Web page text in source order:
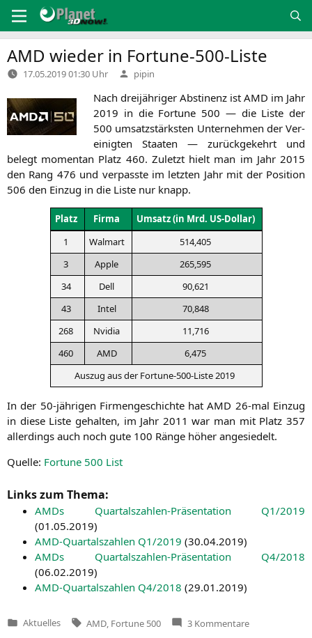
Inhalt
springen
AMD wieder in Fortune-500-Liste
17.05.2019 01:30 Uhr Verfasst
von
pipin
Nach drei­jäh­ri­ger Abs­ti­nenz ist AMD im Jahr
2019 in die For­tu­ne 500 — die Lis­te der
500 umsatz­stärks­ten Unter­neh­men der Ver­
ei­nig­ten Staa­ten — zurück­ge­kehrt und
belegt momen­tan Platz 460. Zuletzt hielt man im Jahr 2015
den Rang 476 und ver­pass­te im letz­ten Jahr mit der Posi­ti­on
506 den Ein­zug in die Lis­te nur knapp.
Platz Fir­ma
Umsatz (in Mrd. US-Dollar)
1
Walm­art
514,405
3
Apple
265,595
34
Dell
90,621
43
Intel
70,848
268
Nvi­dia
11,716
460
AMD
6,475
Aus­zug aus der For­tu­ne-500-Lis­te 2019
In der 50-jäh­ri­gen Fir­men­ge­schich­te hatAMD 26-mal Ein­zug
in die­se Lis­te gehal­ten, im Jahr 2011 war man mit Platz 357
aller­dings auch noch gute 100 Rän­ge höher angesiedelt.
Quel­le: For­tu­ne 500 List
Links zum Thema:
AMDs Quar­tals­zah­len-Prä­sen­ta­ti­on Q1/2019
(01.05.2019)
AMD-Quar­tals­zah­len Q1/2019 (30.04.2019)
AMDs Quar­tals­zah­len-Prä­sen­ta­ti­on Q4/2018
(06.02.2019)
AMD-Quar­tals­zah­len Q4/2018 (29.01.2019)
Veröffentlicht
Aktuelles Tags:
AMD Fortune 500 3 Kommentarezu
AMD